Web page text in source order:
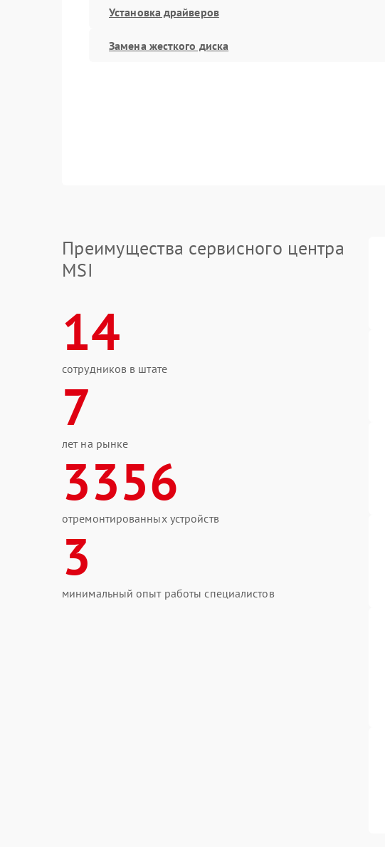
Установка драйверов
Замена жесткого диска
Преимущества сервисного центра
MSI
14
сотрудников в штате
7
лет на рынке
3356
отремонтированных устройств
3
минимальный опыт работы специалистов